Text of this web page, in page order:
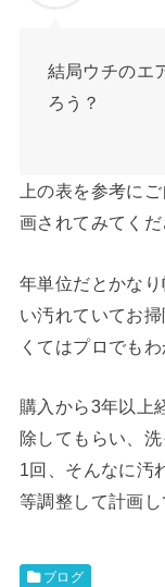
結局ウチのエ
ろう？
上の表を参考に
画されてみてくだ
年単位だとかな
い汚れていてお
くてはプロでもわ
購入から3年以上
除してもらい、
1回、そんなに汚
等調整して計画し
ブログ